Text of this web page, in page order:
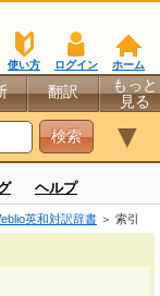
ホーム
ログイン
使い方
翻訳
もっと
見る
▼
ヘルプ
英和対訳辞書 ＞ 索引